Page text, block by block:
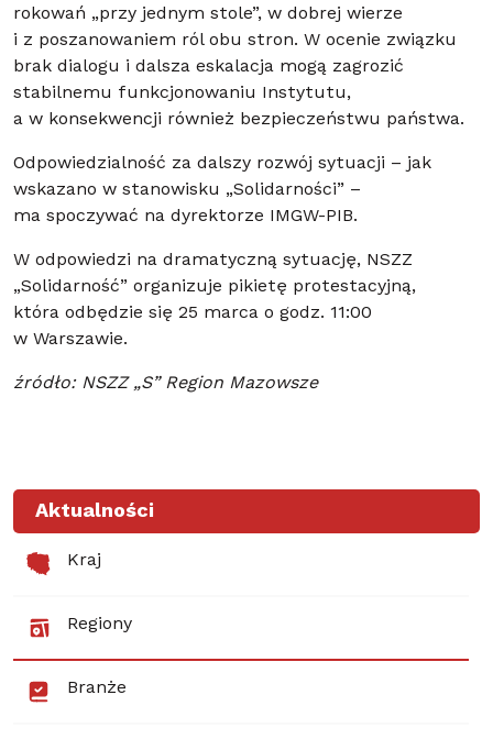
rokowań „przy jednym stole”, w dobrej wierze
i z poszanowaniem ról obu stron. W ocenie związku
brak dialogu i dalsza eskalacja mogą zagrozić
stabilnemu funkcjonowaniu Instytutu,
a w konsekwencji również bezpieczeństwu państwa.
Odpowiedzialność za dalszy rozwój sytuacji – jak
wskazano w stanowisku „Solidarności” –
ma spoczywać na dyrektorze IMGW-PIB.
W odpowiedzi na dramatyczną sytuację, NSZZ
„Solidarność” organizuje pikietę protestacyjną,
która odbędzie się 25 marca o godz. 11:00
w Warszawie.
źródło: NSZZ „S” Region Mazowsze
Aktualności
Kraj
Regiony
Branże